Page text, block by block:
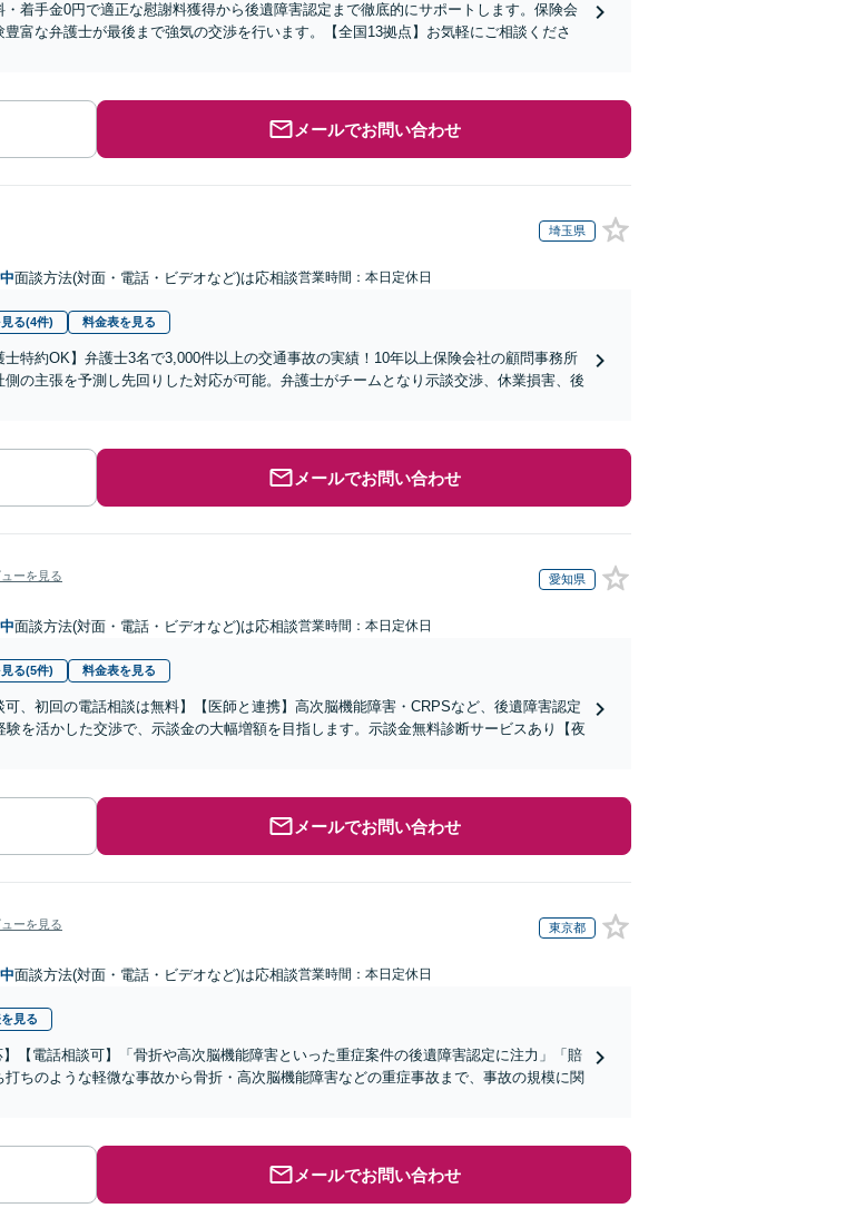
・着手金0円で適正な慰謝料獲得から後遺障害認定まで徹底的にサポートします。保険会
富な弁護士が最後まで強気の交渉を行います。【全国13拠点】お気軽にご相談くださ
メールでお問い合わせ
埼玉県
面談方法(対面・電話・ビデオなど)は応相談営業時間：本日定休日
る(4件) 料金表を見る
士特約OK】弁護士3名で3,000件以上の交通事故の実績！10年以上保険会社の顧問事務所
の主張を予測し先回りした対応が可能。弁護士がチームとなり示談交渉、休業損害、後
メールでお問い合わせ
ーを見る 愛知県
面談方法(対面・電話・ビデオなど)は応相談営業時間：本日定休日
る(5件) 料金表を見る
可、初回の電話相談は無料】【医師と連携】高次脳機能障害・CRPSなど、後遺障害認定
を活かした交渉で、示談金の大幅増額を目指します。示談金無料診断サービスあり【夜
メールでお問い合わせ
ーを見る 東京都
面談方法(対面・電話・ビデオなど)は応相談営業時間：本日定休日
見る
】【電話相談可】「骨折や高次脳機能障害といった重症案件の後遺障害認定に注力」「賠
ちのような軽微な事故から骨折・高次脳機能障害などの重症事故まで、事故の規模に関
メールでお問い合わせ